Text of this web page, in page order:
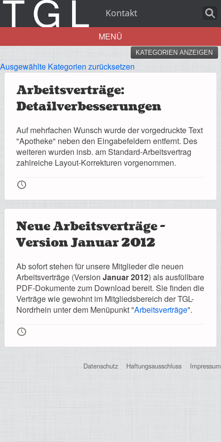
Kontakt
Aktuelles
Registrierung
Impressionen
MENÜ
KATEGORIEN ANZEIGEN
Ausgewählte Kategorien zurücksetzen
Arbeitsverträge:
Detailverbesserungen
Auf mehrfachen Wunsch wurde der vorgedruckte Text
"Apotheke" neben den Eingabefeldern entfernt. Des
weiteren wurden insb. am Standard-Arbeitsvertrag
zahlreiche Layout-Korrekturen vorgenommen.
🕔
Neue Arbeitsverträge -
Version Januar 2012
Ab sofort stehen für unsere Mitglieder die neuen
Arbeitsverträge (Version Januar 2012) als ausfüllbare
PDF-Dokumente zum Download bereit. Sie finden die
Verträge wie gewohnt im Mitgliedsbereich der TGL-
Nordrhein unter dem Menüpunkt "Arbeitsverträge".
🕔
Datenschutz Haftungsausschluss Impressum